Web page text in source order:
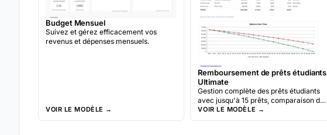
Budget Mensuel
Suivez et gérez efficacement vos
revenus et dépenses mensuels.
VOIR LE MODÈLE →
Remboursement de prêts étudiants
Ultimate
Gestion complète des prêts étudiants
avec jusqu'à 15 prêts, comparaison des
plans de remboursement, analyse de
refinancement et projections de
VOIR LE MODÈLE →